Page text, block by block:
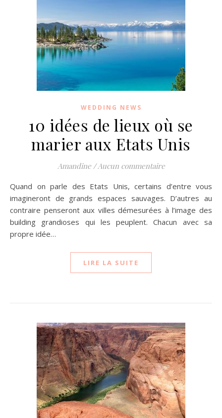
WEDDING NEWS
10 idées de lieux où se
marier aux Etats Unis
Amandine /Aucun commentaire
Quand on parle des Etats Unis, certains d’entre vous
imagineront de grands espaces sauvages. D’autres au
contraire penseront aux villes démesurées à l’image des
building grandioses qui les peuplent. Chacun avec sa
propre idée…
LIRE LA SUITE